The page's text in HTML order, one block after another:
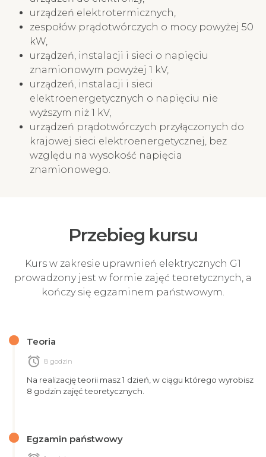
urządzeń elektrotermicznych,
zespołów prądotwórczych o mocy powyżej 50
kW,
urządzeń, instalacji i sieci o napięciu
znamionowym powyżej 1 kV,
urządzeń, instalacji i sieci
elektroenergetycznych o napięciu nie
wyższym niż 1 kV,
urządzeń prądotwórczych przyłączonych do
krajowej sieci elektroenergetycznej, bez
względu na wysokość napięcia
znamionowego.
Przebieg kursu
Kurs w zakresie uprawnień elektrycznych G1
prowadzony jest w formie zajęć teoretycznych, a
kończy się egzaminem państwowym.
Teoria
alarm 8 godzin
Na realizację teorii masz 1 dzień, w ciągu którego wyrobisz
8 godzin zajęć teoretycznych.
Egzamin państwowy